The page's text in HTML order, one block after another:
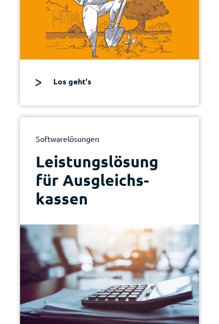
Los geht's
Softwarelösungen
Leistungs­lösung
für Ausgleichs­
kassen